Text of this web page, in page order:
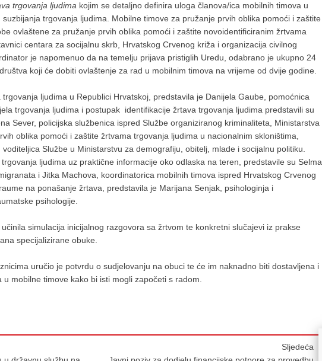
trgovanja ljudima kojim se detaljno definira uloga članova/ica mobilnih timova u
trgovanja ljudima. Mobilne timove za pružanje prvih oblika pomoći i zaštite
ovlaštene za pružanje prvih oblika pomoći i zaštite novoidentificiranim žrtvama
centara za socijalnu skrb, Hrvatskog Crvenog križa i organizacija civilnog
je napomenuo da na temelju prijava pristiglih Uredu, odabrano je ukupno 24
koji će dobiti ovlaštenje za rad u mobilnim timova na vrijeme od dvije godine.
ljudima u Republici Hrvatskoj, predstavila je Danijela Gaube, pomoćnica
trgovanja ljudima i postupak identifikacije žrtava trgovanja ljudima predstavili su
Sever, policijska službenica ispred Službe organiziranog kriminaliteta, Ministarstva
oblika pomoći i zaštite žrtvama trgovanja ljudima u nacionalnim skloništima,
Službe u Ministarstvu za demografiju, obitelj, mlade i socijalnu politiku.
ljudima uz praktične informacije oko odlaska na teren, predstavile su Selma
i Jitka Machova, koordinatorica mobilnih timova ispred Hrvatskog Crvenog
na ponašanje žrtava, predstavila je Marijana Senjak, psihologinja i
psihologije.
simulacija inicijalnog razgovora sa žrtvom te konkretni slučajevi iz prakse
specijalizirane obuke.
uručio je potvrdu o sudjelovanju na obuci te će im naknadno biti dostavljena i
mobilne timove kako bi isti mogli započeti s radom.
Sljedeća